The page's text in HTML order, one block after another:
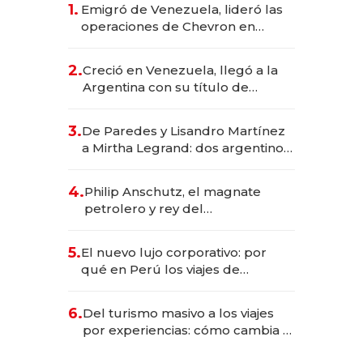
1. Emigró de Venezuela, lideró las
operaciones de Chevron en
2.Creció en Venezuela, llegó a la
Argentina con su título de
las marcas "fast premium"
3.De Paredes y Lisandro Martínez
a Mirtha Legrand: dos argentinos
4.Philip Anschutz, el magnate
petrolero y rey del
Fénix
5.El nuevo lujo corporativo: por
qué en Perú los viajes de
transformadoras
6.Del turismo masivo a los viajes
por experiencias: cómo cambia el